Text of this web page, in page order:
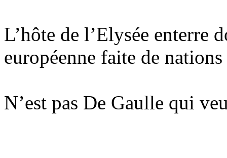
L’hôte de l’Elysée enterre
européenne faite de
N’est pas De Gaulle qui